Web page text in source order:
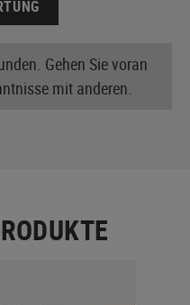
Gehen Sie voran
mit anderen.